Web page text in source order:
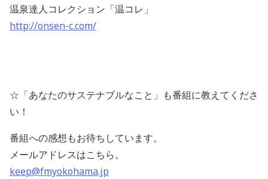
温泉達人コレクション「温コレ」
http://onsen-c.com/
☆「あなたのサステナブルなこと」も番組に教えてくださ
い！
番組への感想もお待ちしています。
メールアドレスはこちら。
keep@fmyokohama.jp